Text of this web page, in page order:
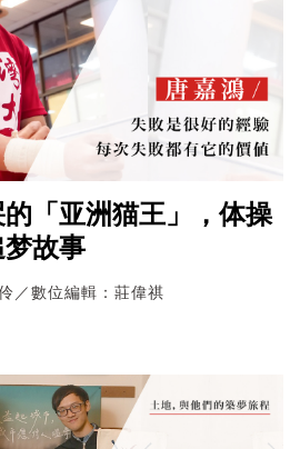
「亚洲猫王」，体操
故事
／數位編輯：莊偉祺